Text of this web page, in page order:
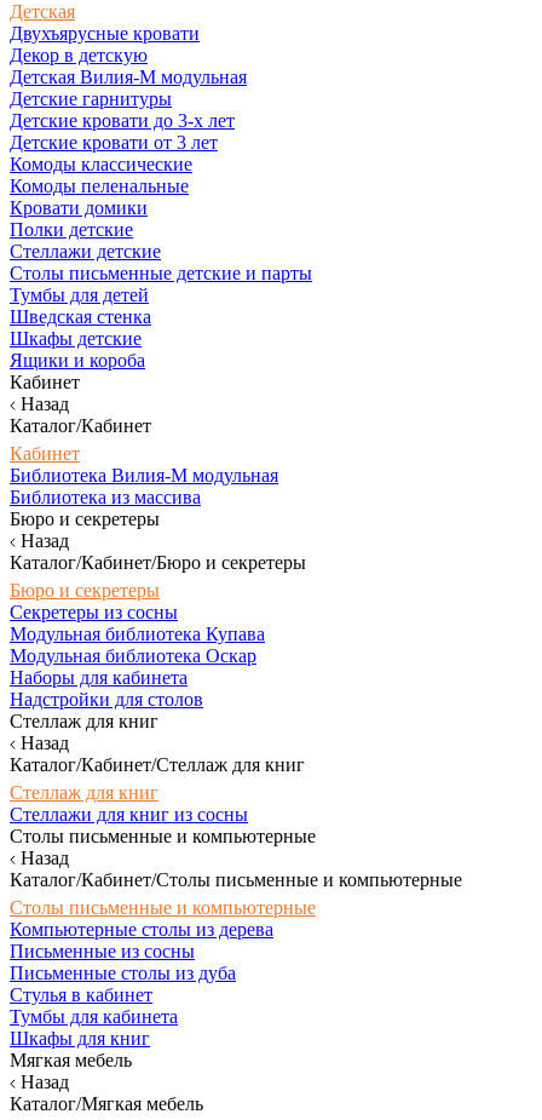
Детская
Двухъярусные кровати
Декор в детскую
Детская Вилия-М модульная
Детские гарнитуры
Детские кровати до 3-х лет
Детские кровати от 3 лет
Комоды классические
Комоды пеленальные
Кровати домики
Полки детские
Стеллажи детские
Столы письменные детские и парты
Тумбы для детей
Шведская стенка
Шкафы детские
Ящики и короба
Кабинет
Назад
Каталог/Кабинет
Кабинет
Библиотека Вилия-М модульная
Библиотека из массива
Бюро и секретеры
Назад
Каталог/Кабинет/Бюро и секретеры
Бюро и секретеры
Секретеры из сосны
Модульная библиотека Купава
Модульная библиотека Оскар
Наборы для кабинета
Надстройки для столов
Стеллаж для книг
Назад
Каталог/Кабинет/Стеллаж для книг
Стеллаж для книг
Стеллажи для книг из сосны
Столы письменные и компьютерные
Назад
Каталог/Кабинет/Столы письменные и компьютерные
Столы письменные и компьютерные
Компьютерные столы из дерева
Письменные из сосны
Письменные столы из дуба
Стулья в кабинет
Тумбы для кабинета
Шкафы для книг
Мягкая мебель
Назад
Каталог/Мягкая мебель